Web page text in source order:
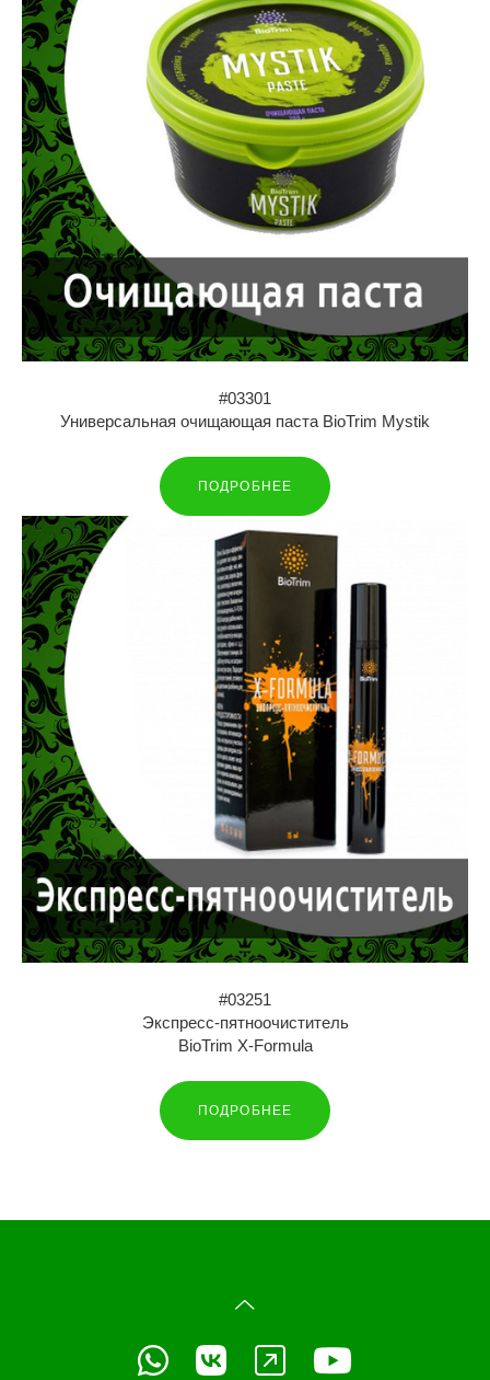
#03301
Универсальная очищающая паста BioTrim Mystik
ПОДРОБНЕЕ
#03251
Экспресс-пятноочиститель
BioTrim X-Formula
ПОДРОБНЕЕ